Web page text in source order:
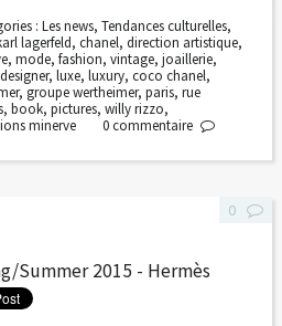
: Les news, Tendances culturelles,
lagerfeld,chanel,direction artistique,
, mode, fashion, vintage, joaillerie,
, luxe, luxury, coco chanel,
, groupe wertheimer, paris, rue
, book, pictures, willy rizzo,
minerve 0commentaire
Summer 2015 - Hermès
0